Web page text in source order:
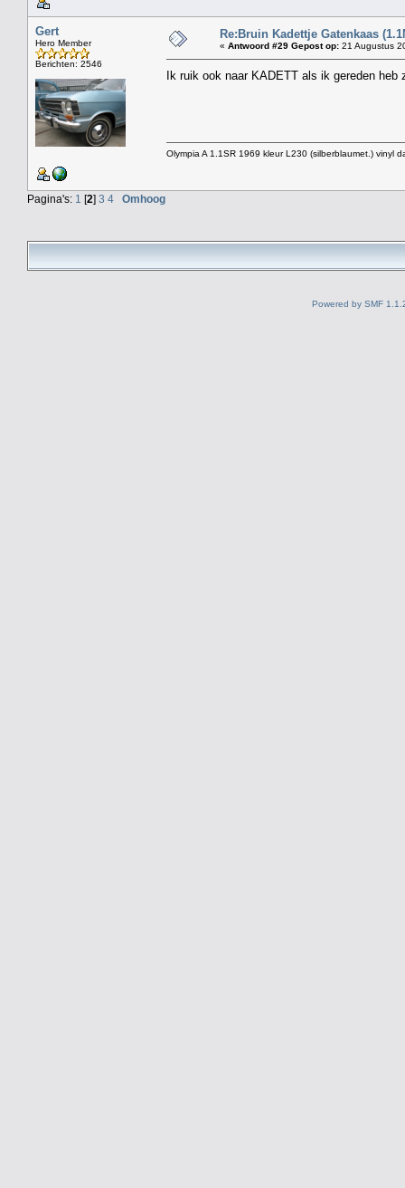
Gert
Hero Member
Berichten: 2546
Re:Bruin Kadettje Gatenkaas
« Antwoord #29 Gepost op: 21 Augustus
Ik ruik ook naar KADETT als ik gereden heb
Olympia A 1.1SR 1969 kleur L230 (silberblaumet.) vinyl
Pagina's: 1 [2] 3 4 Omhoog
Powered by SMF